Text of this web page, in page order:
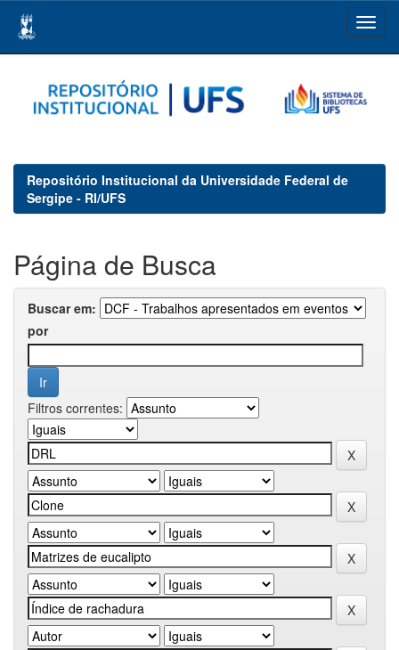
navigation
Repositório Institucional da Universidade Federal de
Sergipe - RI/UFS
Página de Busca
Buscar em:
por
Filtros correntes: